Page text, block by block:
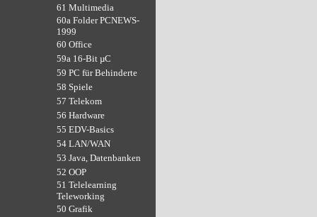
61 Multimedia
60a Folder PCNEWS-
1999
60 Office
59a 16-Bit µC
59 PC für Behinderte
58 Spiele
57 Telekom
56 Hardware
55 EDV-Basics
54 LAN/WAN
53 Java, Datenbanken
52 OOP
51 Telelearning
Teleworking
50 Grafik